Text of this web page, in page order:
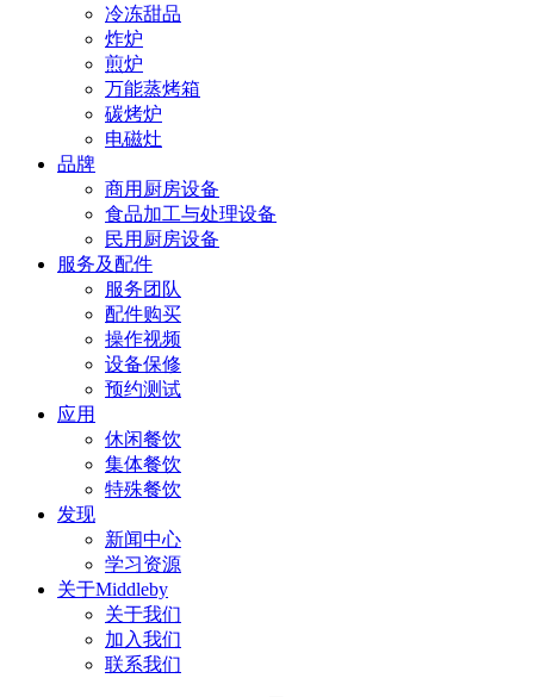
冷冻甜品
炸炉
煎炉
万能蒸烤箱
碳烤炉
电磁灶
品牌
商用厨房设备
食品加工与处理设备
民用厨房设备
服务及配件
服务团队
配件购买
操作视频
设备保修
预约测试
应用
休闲餐饮
集体餐饮
特殊餐饮
发现
新闻中心
学习资源
关于Middleby
关于我们
加入我们
联系我们